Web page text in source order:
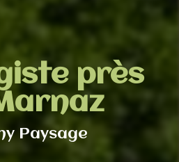
près
Paysage